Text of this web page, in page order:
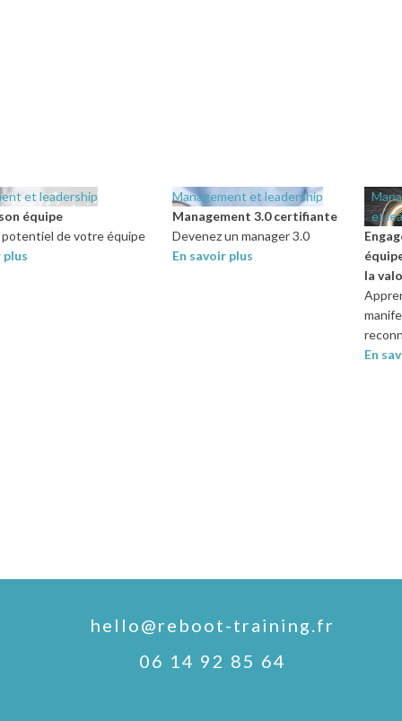
et leadership
équipe
potentiel de votre équipe
plus
Management et leadership
Management 3.0 certifiante
Devenez un manager 3.0
En savoir plus
et
la
En
hello@reboot-training.fr
06 14 92 85 64